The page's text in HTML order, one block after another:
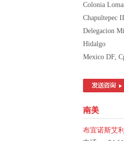
Colonia
Chapultepec
Delegacion
Hidalgo
Mexico DF,
南美
布宜诺斯艾